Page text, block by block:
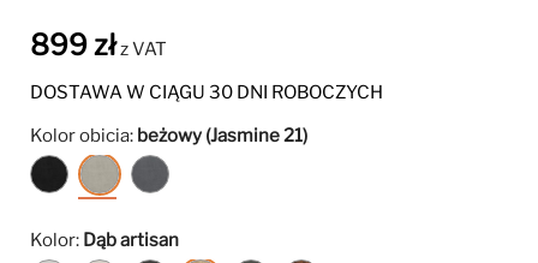
niezbędne akcesoria. Dzięki nowoczesnemu designowi
garderoba
praktyczność, jak i estetykę. GarderobaMARGARET I to
899 złz VAT
DOSTAWA W CIĄGU 30 DNI ROBOCZYCH
Kolor obicia: beżowy (Jasmine 21)
czarny
(Jasmine
beżowy
(Jasmine
szary
(Jasmine
Kolor: Dąb artisan